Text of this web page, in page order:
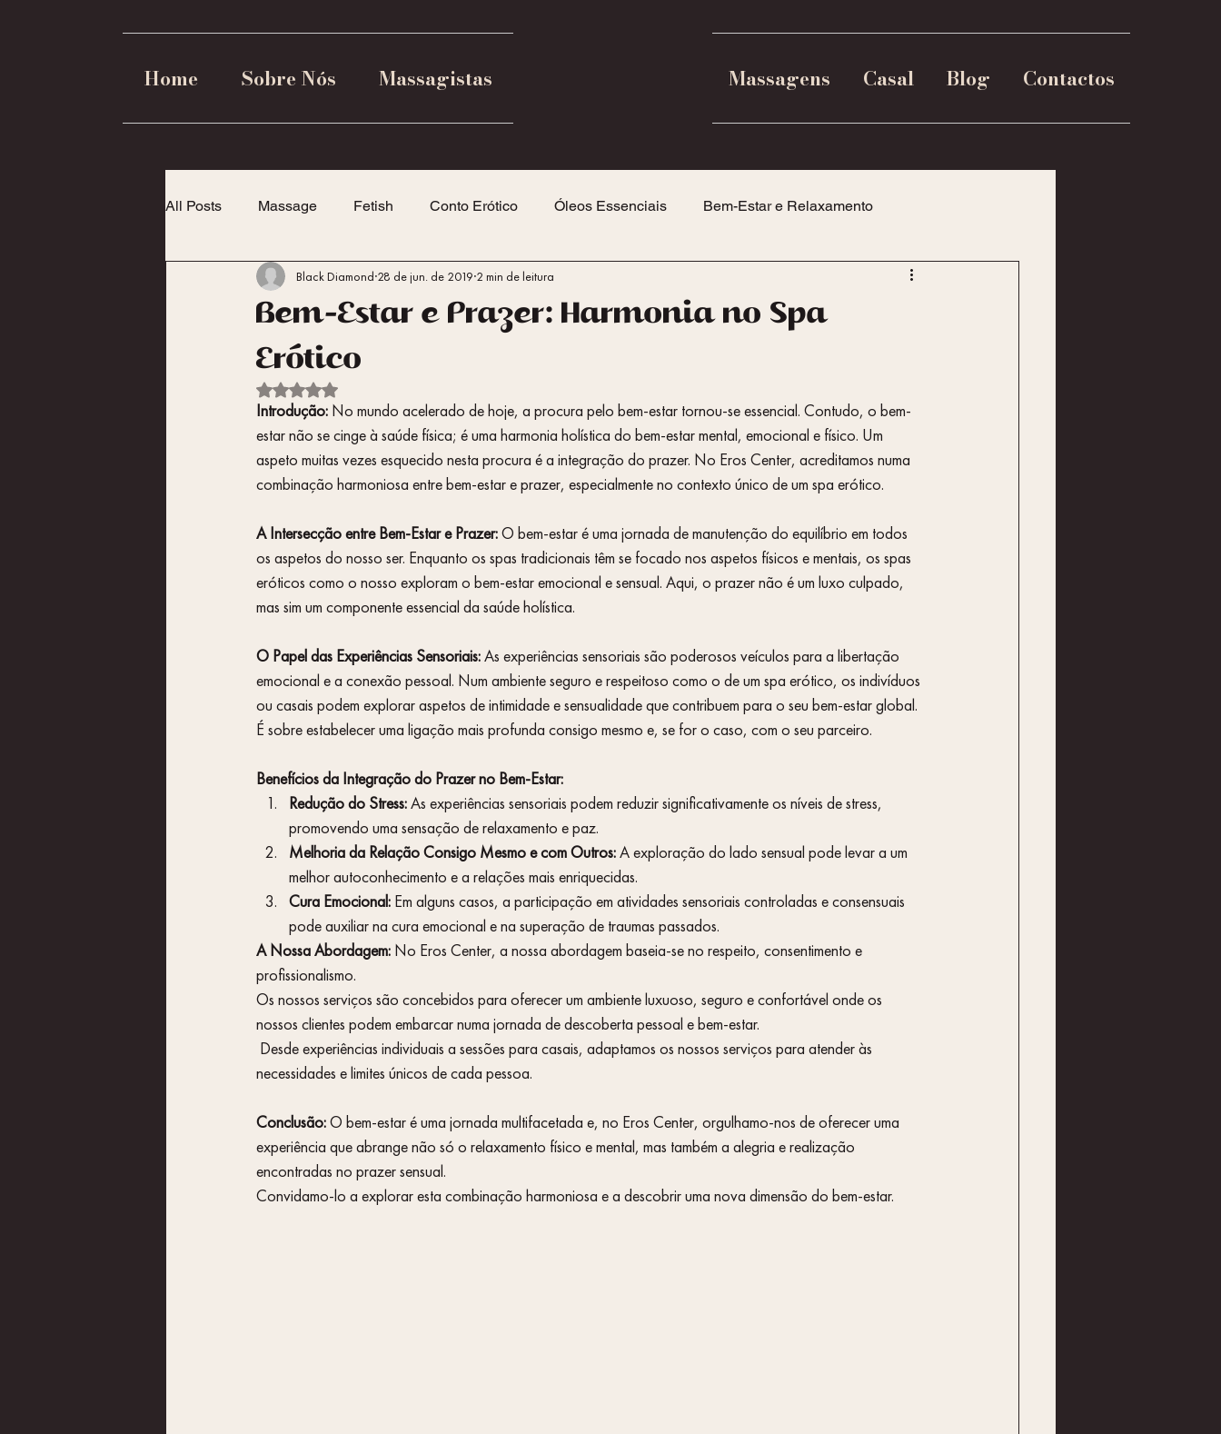
Home Sobre Nós Massagistas Massagens Casal Blog Contactos
All Posts Massage Fetish Conto Erótico Óleos Essenciais Bem-Estar e Relaxamento
Dicas para Casais Empoderamento Feminino
Bem-Estar e Prazer: Harmonia no Spa
Erótico
Black Diamond 28 de jun. de 2019 2 min de leitura
Avaliado com NaN de 5 estrelas.
Introdução: No mundo acelerado de hoje, a procura pelo bem-estar tornou-se essencial. Contudo, o bem-
estar não se cinge à saúde física; é uma harmonia holística do bem-estar mental, emocional e físico. Um
aspeto muitas vezes esquecido nesta procura é a integração do prazer. No Eros Center, acreditamos numa
combinação harmoniosa entre bem-estar e prazer, especialmente no contexto único de um spa erótico.
A Intersecção entre Bem-Estar e Prazer: O bem-estar é uma jornada de manutenção do equilíbrio em todos
os aspetos do nosso ser. Enquanto os spas tradicionais têm se focado nos aspetos físicos e mentais, os spas
eróticos como o nosso exploram o bem-estar emocional e sensual. Aqui, o prazer não é um luxo culpado,
mas sim um componente essencial da saúde holística.
O Papel das Experiências Sensoriais: As experiências sensoriais são poderosos veículos para a libertação
emocional e a conexão pessoal. Num ambiente seguro e respeitoso como o de um spa erótico, os indivíduos
ou casais podem explorar aspetos de intimidade e sensualidade que contribuem para o seu bem-estar global.
É sobre estabelecer uma ligação mais profunda consigo mesmo e, se for o caso, com o seu parceiro.
Benefícios da Integração do Prazer no Bem-Estar:
Redução do Stress: As experiências sensoriais podem reduzir significativamente os níveis de stress,
promovendo uma sensação de relaxamento e paz.
Melhoria da Relação Consigo Mesmo e com Outros: A exploração do lado sensual pode levar a um
melhor autoconhecimento e a relações mais enriquecidas.
Cura Emocional: Em alguns casos, a participação em atividades sensoriais controladas e consensuais
pode auxiliar na cura emocional e na superação de traumas passados.
A Nossa Abordagem: No Eros Center, a nossa abordagem baseia-se no respeito, consentimento e
profissionalismo.
Os nossos serviços são concebidos para oferecer um ambiente luxuoso, seguro e confortável onde os
nossos clientes podem embarcar numa jornada de descoberta pessoal e bem-estar.
necessidades e limites únicos de cada pessoa.
Conclusão: O bem-estar é uma jornada multifacetada e, no Eros Center, orgulhamo-nos de oferecer uma
experiência que abrange não só o relaxamento físico e mental, mas também a alegria e realização
encontradas no prazer sensual.
Convidamo-lo a explorar esta combinação harmoniosa e a descobrir uma nova dimensão do bem-estar.